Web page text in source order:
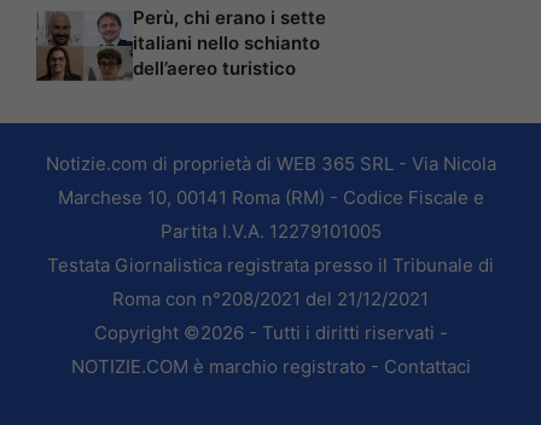
Perù, chi erano i sette
italiani nello schianto
dell’aereo turistico
Notizie.com di proprietà di WEB 365 SRL - Via Nicola
Marchese 10, 00141 Roma (RM) - Codice Fiscale e
Partita I.V.A. 12279101005
Testata Giornalistica registrata presso il Tribunale di
Roma con n°208/2021 del 21/12/2021
Copyright ©2026 - Tutti i diritti riservati -
NOTIZIE.COM è marchio registrato - Contattaci